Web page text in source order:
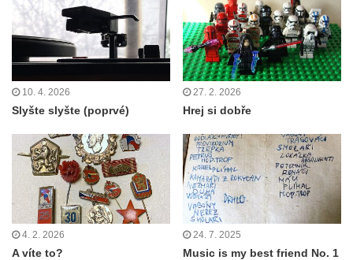
10. 4. 2026
Slyšte slyšte (poprvé)
27. 2. 2026
Hrej si dobře
4. 2. 2026
A víte to?
24. 7. 2025
Music is my best friend No. 1